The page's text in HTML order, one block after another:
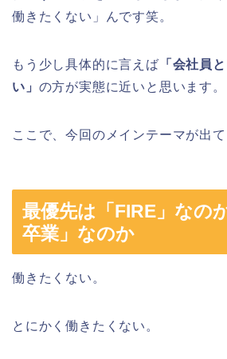
働きたくない」んです笑。
もう少し具体的に言えば 「会社員
い」 の方が実態に近いと思います。
ここで、今回のメインテーマが出て
最優先は「FIRE」なの
卒業」なのか
働きたくない。
とにかく働きたくない。